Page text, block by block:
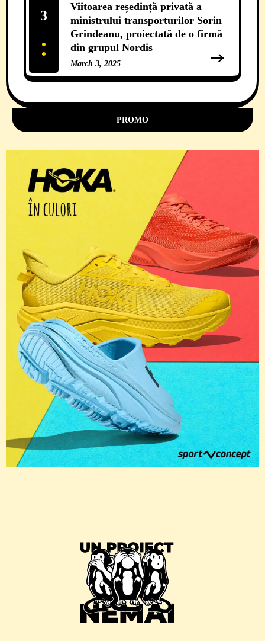
Viitoarea reședință privată a
ministrului transporturilor Sorin
Grindeanu, proiectată de o firmă
din grupul Nordis
March 3, 2025
11 Comments
3
PROMO